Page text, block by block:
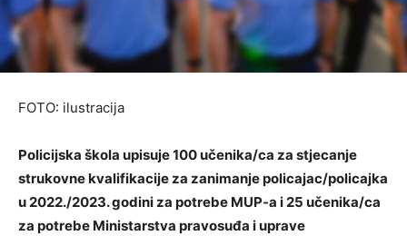
FOTO: ilustracija
Policijska škola upisuje 100 učenika/ca za stjecanje
strukovne kvalifikacije za zanimanje policajac/policajka
u 2022./2023. godini za potrebe MUP-a i 25 učenika/ca
za potrebe Ministarstva pravosuđa i uprave